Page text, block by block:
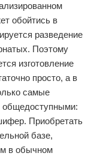
обойтись в
разведение
Поэтому
изготовление
просто, а в
самые
Приобретать
базе,
в обычном